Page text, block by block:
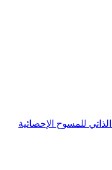
للمسوح الإحصائية